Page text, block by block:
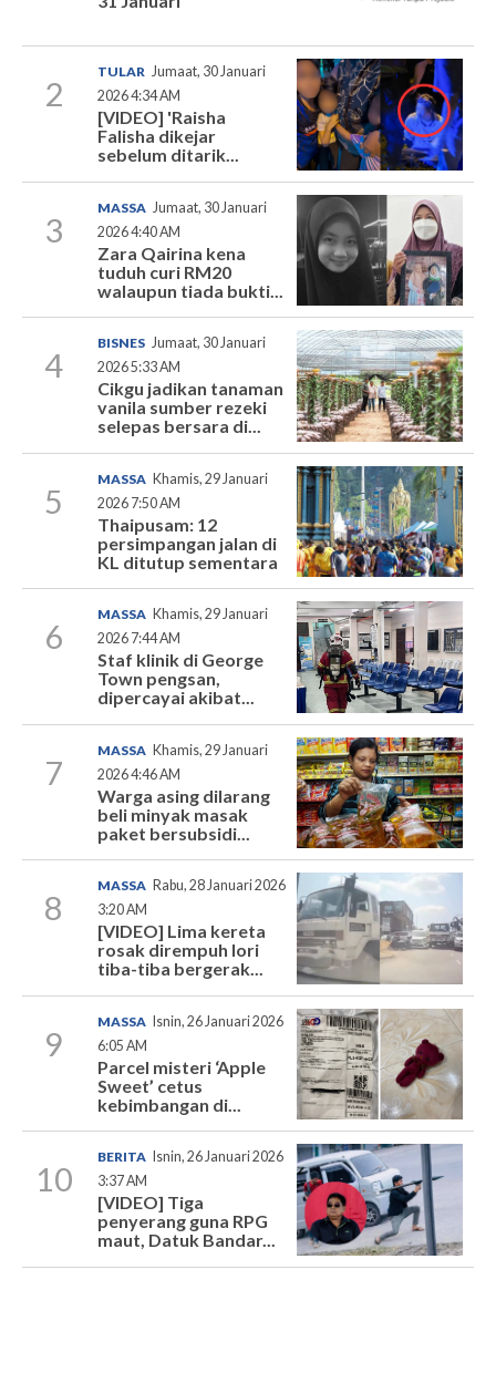
2
TULAR Jumaat, 30 Januari
2026 4:34 AM
[VIDEO] 'Raisha
Falisha dikejar
sebelum ditarik...
3
MASSA Jumaat, 30 Januari
2026 4:40 AM
Zara Qairina kena
tuduh curi RM20
walaupun tiada bukti...
4
BISNES Jumaat, 30 Januari
2026 5:33 AM
Cikgu jadikan tanaman
vanila sumber rezeki
selepas bersara di...
5
MASSA Khamis, 29 Januari
2026 7:50 AM
Thaipusam: 12
persimpangan jalan di
KL ditutup sementara
6
MASSA Khamis, 29 Januari
2026 7:44 AM
Staf klinik di George
Town pengsan,
dipercayai akibat...
7
MASSA Khamis, 29 Januari
2026 4:46 AM
Warga asing dilarang
beli minyak masak
paket bersubsidi...
8
MASSA Rabu, 28 Januari 2026
3:20 AM
[VIDEO] Lima kereta
rosak dirempuh lori
tiba-tiba bergerak...
9
MASSA
Isnin, 26 Januari 2026
6:05 AM
Parcel misteri ‘Apple
Sweet’ cetus
kebimbangan di...
10
BERITA
Isnin, 26 Januari 2026
3:37 AM
[VIDEO] Tiga
penyerang guna RPG
maut, Datuk Bandar...